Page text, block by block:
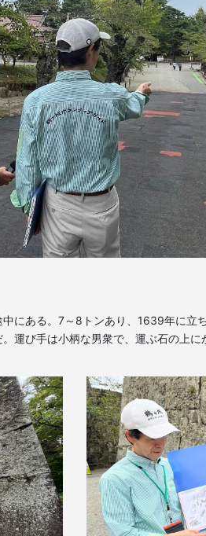
にある。7～8トンあり、1639年に立
運び手は小柄な男衆で、運ぶ石の上に